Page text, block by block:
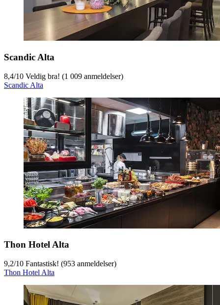
Scandic Alta
8,4/10 Veldig bra! (1 009 anmeldelser)
Scandic Alta
Thon Hotel Alta
9,2/10 Fantastisk! (953 anmeldelser)
Thon Hotel Alta